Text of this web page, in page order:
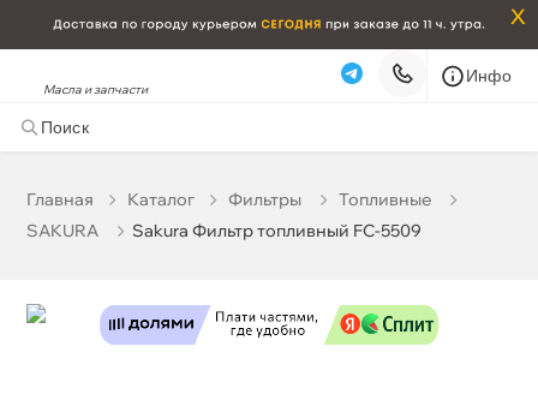
x
Масла и запчасти
Инфо
Главная Катало Фильтры
Топливные
SAKURA
Sakura Фильтр топливный FC-5509
Самовывоз